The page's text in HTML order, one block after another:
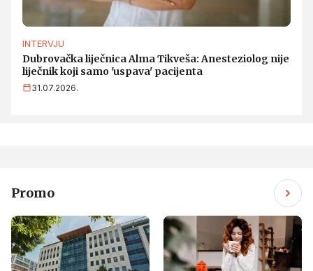
INTERVJU
Dubrovačka liječnica Alma Tikveša: Anesteziolog nije
liječnik koji samo 'uspava' pacijenta
31.07.2026.
Promo